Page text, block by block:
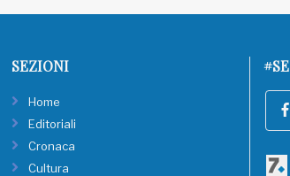
SEZIONI
Home
Editoriali
Cronaca
Cultura